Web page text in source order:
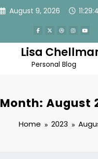
August 9, 2026
Lisa
Personal Blog
Month: August
Home 2023